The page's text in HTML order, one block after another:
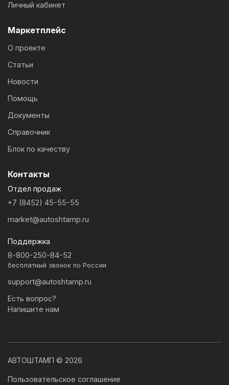
Личный кабинет
Маркетплейс
О проекте
Статьи
Новости
Помощь
Документы
Справочник
Блок по качеству
Контакты
Отдел продаж
+7 (8452) 45-55-55
market@autoshtamp.ru
Поддержка
8-800-250-84-52
бесплатный звонок по России
support@autoshtamp.ru
Есть вопрос?
Напишите нам
АВТОШТАМП © 2026
Пользовательское соглашение